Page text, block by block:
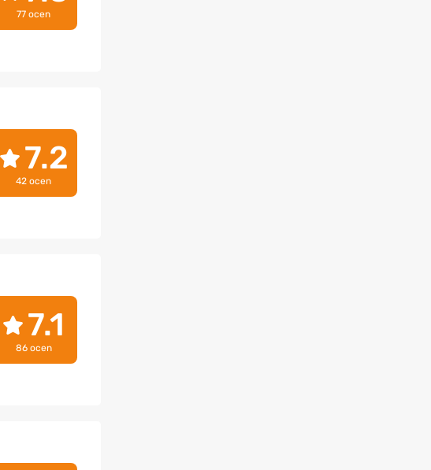
77 ocen
7.2
42 ocen
7.1
86 ocen